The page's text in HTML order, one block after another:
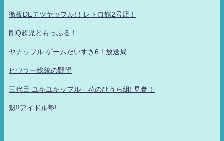
徹夜DEテツヤッフル!！レトロ館2号店！
剛Q超児ともっふる！
ヤナッフル ゲームだいすき6！放送局
ヒウラー総統の野望
三代目 ユキユキッフル 花のひうら組! 見参！
魁!!アイドル塾!